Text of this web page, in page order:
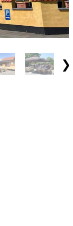
till besök:
(34 km)
Dessutom
vid
Kronborgs
till
Orø når ni
danska